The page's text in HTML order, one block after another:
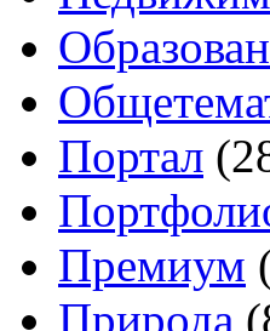
Портал
Премиум
Природа